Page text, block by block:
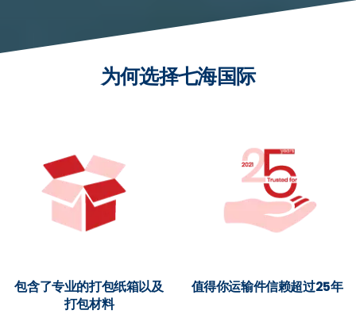
为何选择七海国际
包含了专业的打包纸箱以及
打包材料
值得你运输件信赖超过25年